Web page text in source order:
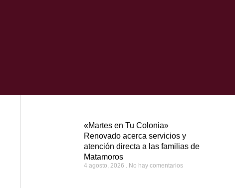
«Martes en Tu Colonia»
Renovado acerca servicios y
atención directa a las familias de
Matamoros
4 agosto, 2026 No hay comentarios